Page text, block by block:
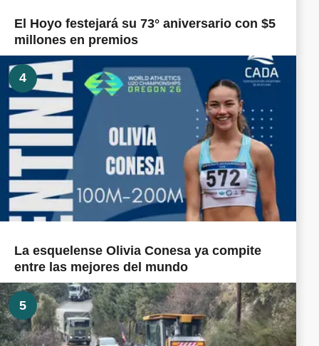
El Hoyo festejará su 73° aniversario con $5
millones en premios
4
La esquelense Olivia Conesa ya compite
entre las mejores del mundo
5